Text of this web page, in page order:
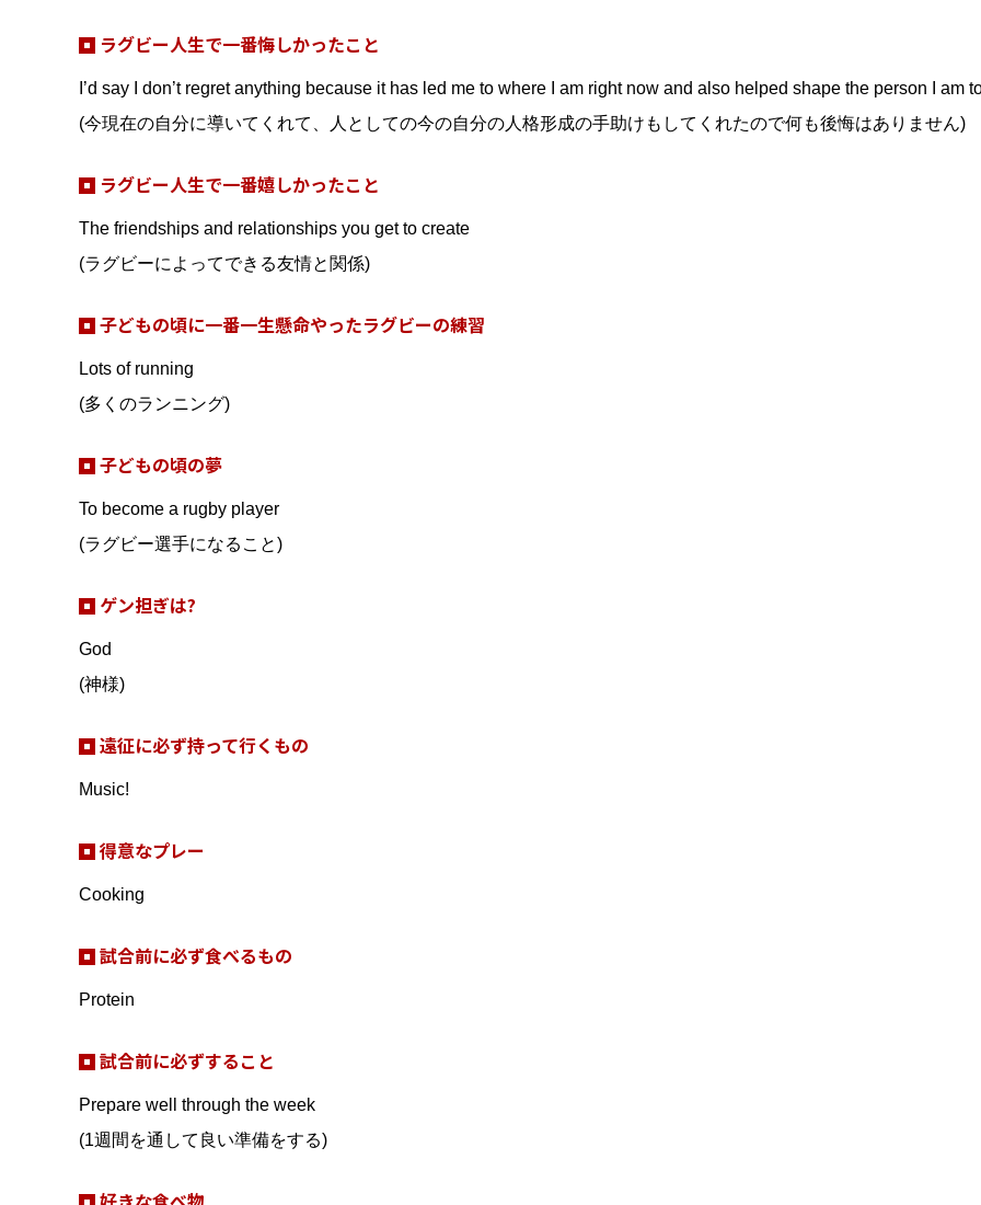
ラグビー人生で一番悔しかったこと
I’d say I don’t regret anything because it has led me to where I am right now and also helped shape the person I am
(今現在の自分に導いてくれて、人としての今の自分の人格形成の手助けもしてくれたので何も後悔はありません)
ラグビー人生で一番嬉しかったこと
The friendships and relationships you get to create
(ラグビーによってできる友情と関係)
子どもの頃に一番一生懸命やったラグビーの練習
Lots of running
(多くのランニング)
子どもの頃の夢
To become a rugby player
(ラグビー選手になること)
ゲン担ぎは?
God
(神様)
遠征に必ず持って行くもの
Music!
得意なプレー
Cooking
試合前に必ず食べるもの
Protein
試合前に必ずすること
Prepare well through the week
(1週間を通して良い準備をする)